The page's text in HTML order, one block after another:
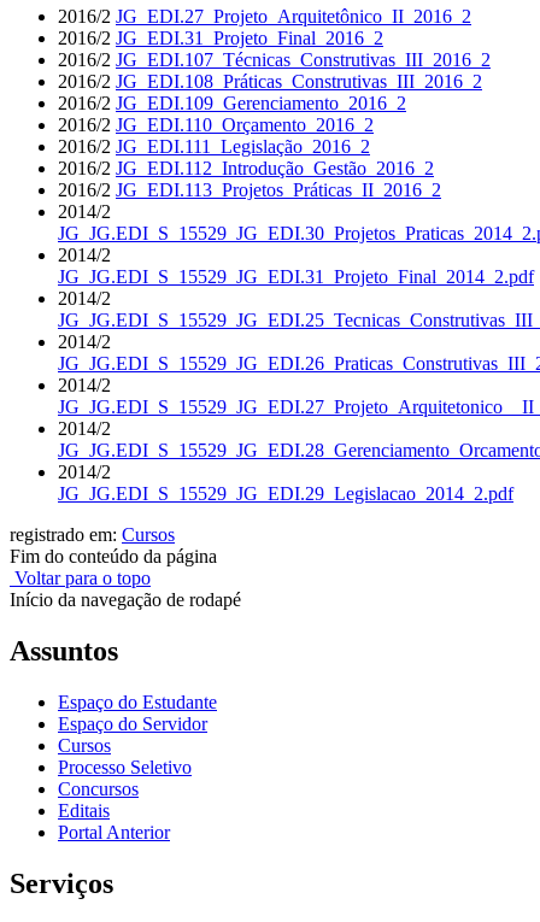
2016/2 JG_EDI.27_Projeto_Arquitetônico_II_2016_2
2016/2 JG_EDI.31_Projeto_Final_2016_2
2016/2 JG_EDI.107_Técnicas_Construtivas_III_2016_2
2016/2 JG_EDI.108_Práticas_Construtivas_III_2016_2
2016/2 JG_EDI.109_Gerenciamento_2016_2
2016/2 JG_EDI.110_Orçamento_2016_2
2016/2 JG_EDI.111_Legislação_2016_2
2016/2 JG_EDI.112_Introdução_Gestão_2016_2
2016/2 JG_EDI.113_Projetos_Práticas_II_2016_2
2014/2
2014/2
JG_JG.EDI_S_15529_JG_EDI.31_Projeto_Final_2014_2.pdf
2014/2
2014/2
2014/2
2014/2
2014/2
JG_JG.EDI_S_15529_JG_EDI.29_Legislacao_2014_2.pdf
registrado em: Cursos
Fim do conteúdo da página
Voltar para o topo
Início da navegação de rodapé
Assuntos
Espaço do Estudante
Espaço do Servidor
Cursos
Processo Seletivo
Concursos
Editais
Portal Anterior
Serviços